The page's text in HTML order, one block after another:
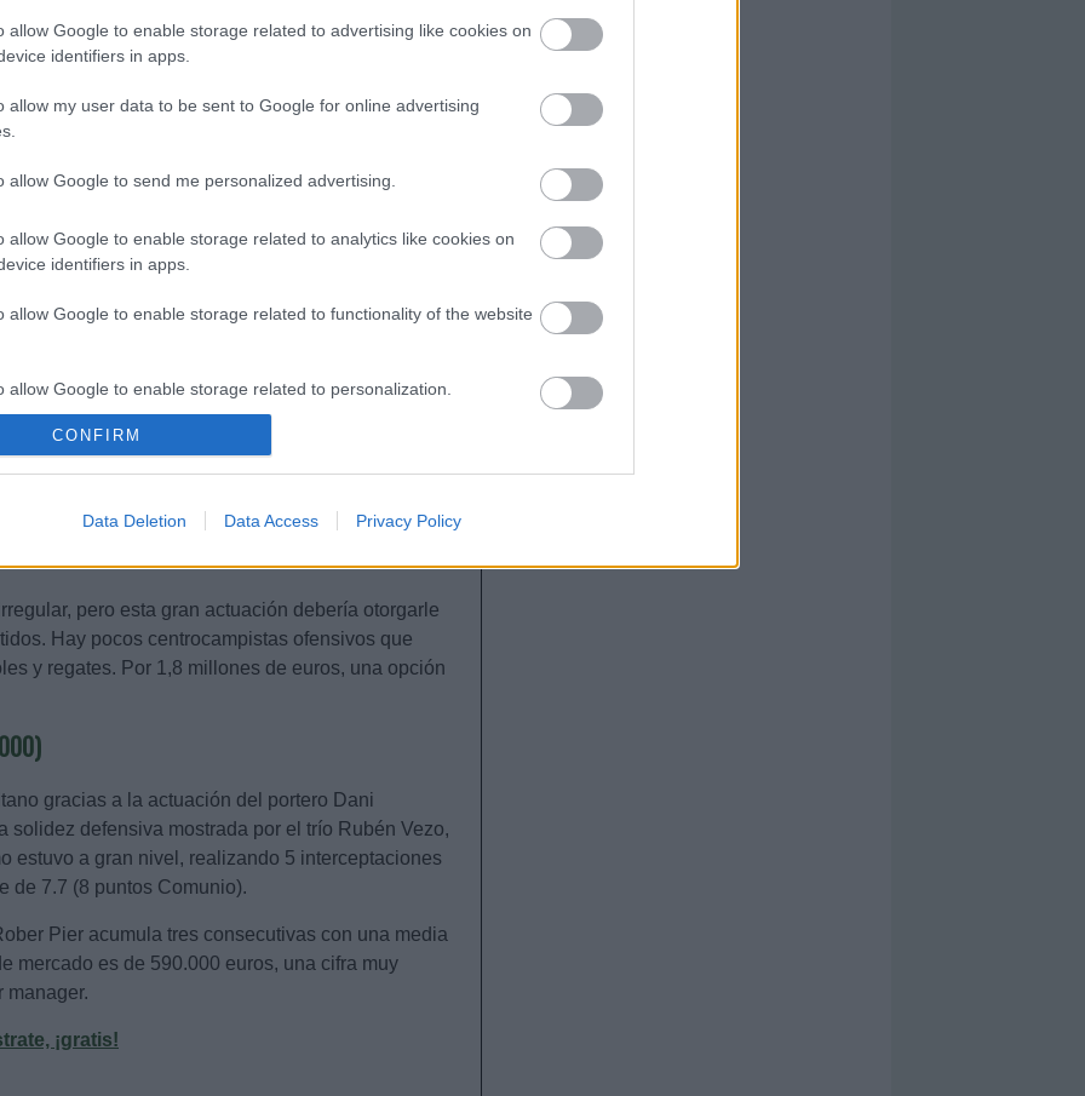
allow Google to enable storage related to advertising like cookies on
identifiers in apps.
allow my user data to be sent to Google for online advertising
allow Google to send me personalized advertising.
allow Google to enable storage related to analytics like cookies on
identifiers in apps.
allow Google to enable storage related to functionality of the website
allow Google to enable storage related to personalization.
allow Google to enable storage related to security, including
functionality and fraud prevention, and other user protection.
CONFIRM
Data Deletion Data Access Privacy Policy
titular con una media de 4,35 puntos por
al alza. Una operación que puede ser muy
Varane-Galán
Varane y Javi Galán no sólo son dos de los mejores
de la temporada, sino también los que están más en
desde la jornada 20.
1.790.000)
surcoreano tras haber participado muy poco
con creces siendo el mejor jugador del Valencia-
de la manga el pase del primer gol valencianista
mucho por los regates, completando 8 en
pero esta gran actuación debería otorgarle
Hay pocos centrocampistas ofensivos que
y regates. Por 1,8 millones de euros, una opción
gracias a la actuación del portero Dani
solidez defensiva mostrada por el trío Rubén Vezo,
estuvo a gran nivel, realizando 5 interceptaciones
de 7.7 (8 puntos Comunio).
Pier acumula tres consecutivas con una media
mercado es de 590.000 euros, una cifra muy
manager.
¡gratis!